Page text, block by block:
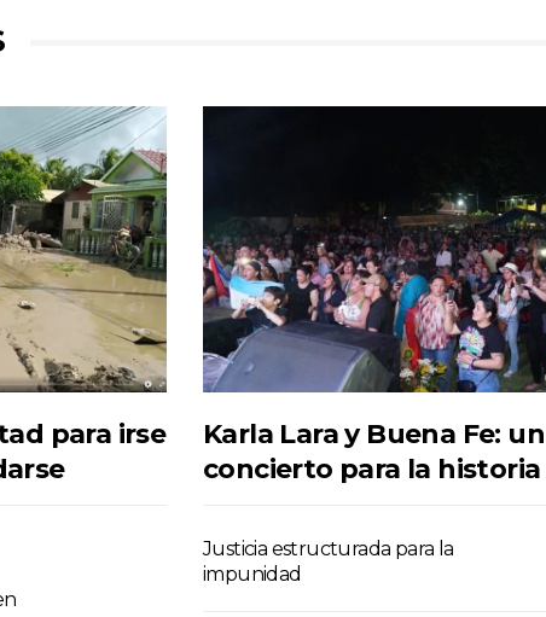
para irse
Karla Lara y Buena Fe: un
concierto para la historia
Justicia estructurada para la
impunidad